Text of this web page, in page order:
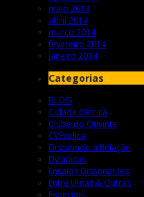
maio 2014
abril 2014
março 2014
fevereiro 2014
janeiro 2014
Categorias
BLOG
Cidade Elétrica
Clube do Ouvinte
CVExplica
Discutindo a Relação
Dylanicas
Ensaios Dissonantes
Entre Umas & Outras